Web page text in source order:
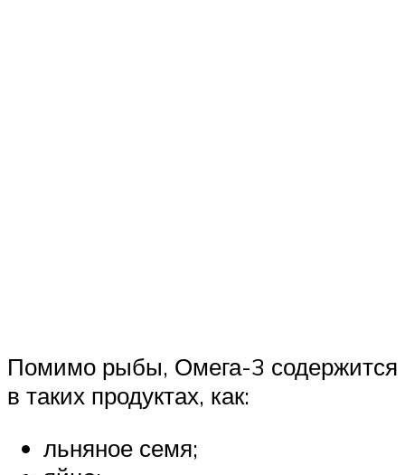
Помимо рыбы, Омега-3 содержится
в таких продуктах, как:
льняное семя;